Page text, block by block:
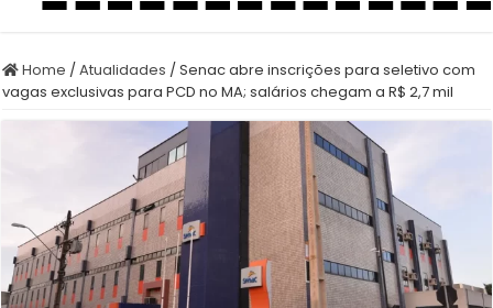
Home /Atualidades /Senac abre inscrições para seletivo com
vagas exclusivas para PCD no MA; salários chegam a R$ 2,7 mil